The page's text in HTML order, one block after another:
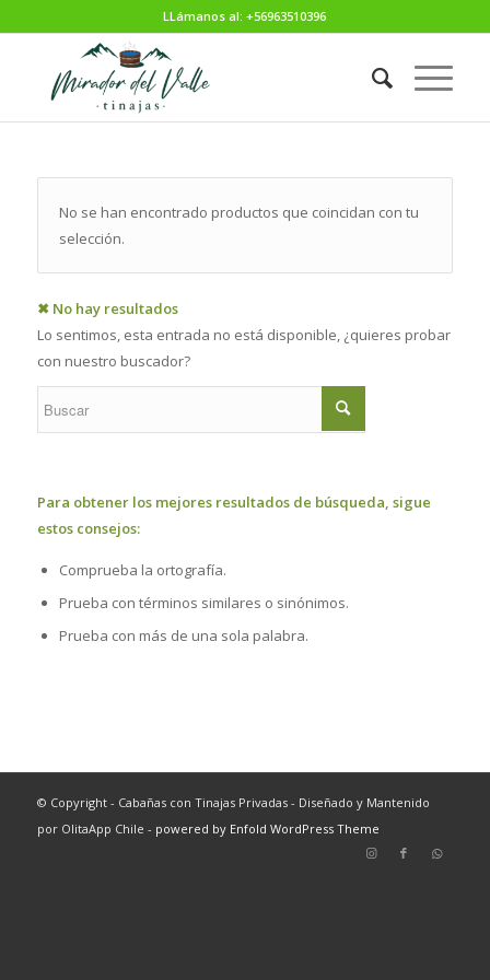
LLámanos al: +56963510396
No se han encontrado productos que coincidan con tu
selección.
✖ No hay resultados
Lo sentimos, esta entrada no está disponible, ¿quieres probar
con nuestro buscador?
Para obtener los mejores resultados de búsqueda, sigue
estos consejos:
Comprueba la ortografía.
Prueba con términos similares o sinónimos.
Prueba con más de una sola palabra.
© Copyright - Cabañas con Tinajas Privadas - Diseñado y Mantenido
por OlitaApp Chile - powered by Enfold WordPress Theme